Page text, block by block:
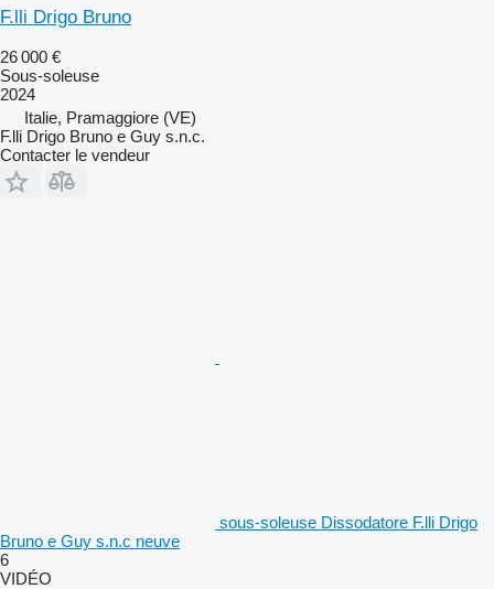
F.lli Drigo Bruno
26 000 €
Sous-soleuse
2024
Italie, Pramaggiore (VE)
F.lli Drigo Bruno e Guy s.n.c.
Contacter le vendeur
sous-soleuse Dissodatore F.lli Drigo
Bruno e Guy s.n.c neuve
6
VIDÉO